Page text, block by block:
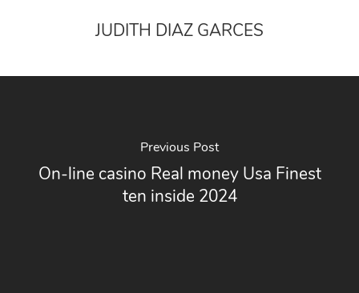
JUDITH DIAZ GARCES
Previous Post
On-line casino Real money Usa Finest
ten inside 2024